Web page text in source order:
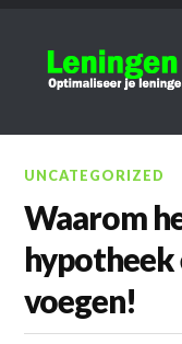
UNCATEGORIZED
Waarom
hypotheek
voegen!